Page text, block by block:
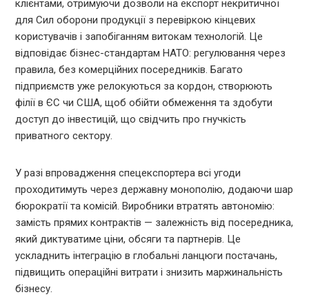
клієнтами, отримуючи дозволи на експорт некритичної
для Сил оборони продукції з перевіркою кінцевих
користувачів і запобіганням витокам технологій. Це
відповідає бізнес-стандартам НАТО: регулювання через
правила, без комерційних посередників. Багато
підприємств уже релокуються за кордон, створюють
філії в ЄС чи США, щоб обійти обмеження та здобути
доступ до інвестицій, що свідчить про гнучкість
приватного сектору.
У разі впровадження спецекспортера всі угоди
проходитимуть через державну монополію, додаючи шар
бюрократії та комісій. Виробники втратять автономію:
замість прямих контрактів — залежність від посередника,
який диктуватиме ціни, обсяги та партнерів. Це
ускладнить інтеграцію в глобальні ланцюги постачань,
підвищить операційні витрати і знизить маржинальність
бізнесу.